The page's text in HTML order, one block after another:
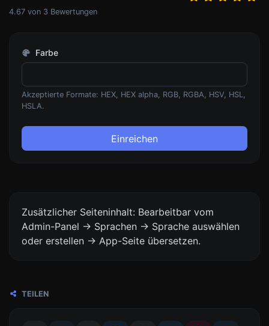
4.67 von 3 Bewertungen
Farbe
Akzeptierte Formate: HEX, HEX alpha, RGB, RGBA, HSV, HSL,
HSLA.
Einreichen
Zusätzlicher Seiteninhalt: Bearbeitbar vom
Admin-Panel -> Sprachen -> Sprache auswählen
oder erstellen -> App-Seite übersetzen.
TEILEN